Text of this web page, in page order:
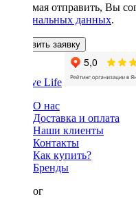
Нажимая отправить, Вы
персональных данных.
Оставить заявку
О нас
Доставка и оплата
Наши клиенты
Контакты
Как купить?
Бренды
Каталог